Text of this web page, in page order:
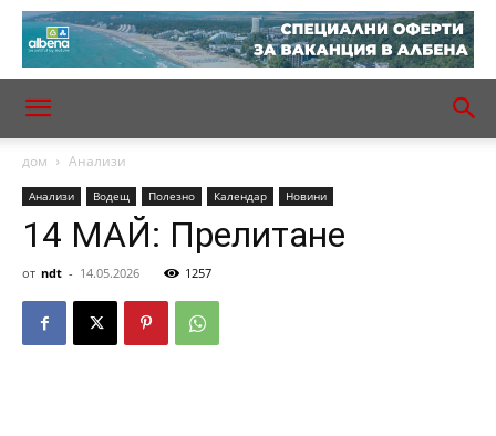
дом Анализи
Анализи Водещ Полезно Календар Новини
14 МАЙ: Прелитане
от ndt - 14.05.2026 1257